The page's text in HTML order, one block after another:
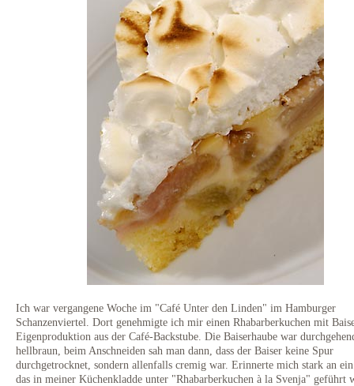
Ich war vergangene Woche im "Café Unter den Linden" im Hamburger
Schanzenviertel. Dort genehmigte ich mir einen Rhabarberkuchen mit
Eigenproduktion aus der Café-Backstube. Die Baiserhaube war
hellbraun, beim Anschneiden sah man dann, dass der Baiser keine Spur
durchgetrocknet, sondern allenfalls cremig war. Erinnerte mich stark an
das in meiner Küchenkladde unter "Rhabarberkuchen à la Svenja" geführt